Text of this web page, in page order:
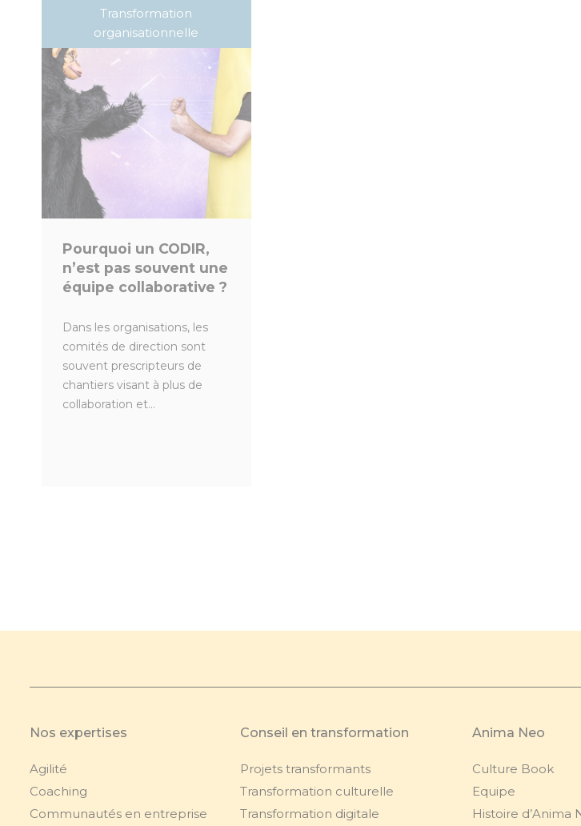
Pourquoi un CODIR,
n’est pas souvent une
équipe collaborative ?
Dans les organisations, les
comités de direction sont
souvent prescripteurs de
chantiers visant à plus de
collaboration et...
Transformation
organisationnelle
Nos expertises
Agilité
Coaching
Communautés en entreprise
Conseil en transformation
Projets transformants
Transformation culturelle
Transformation digitale
Anima Neo
Culture Book
Equipe
Histoire d’Anima